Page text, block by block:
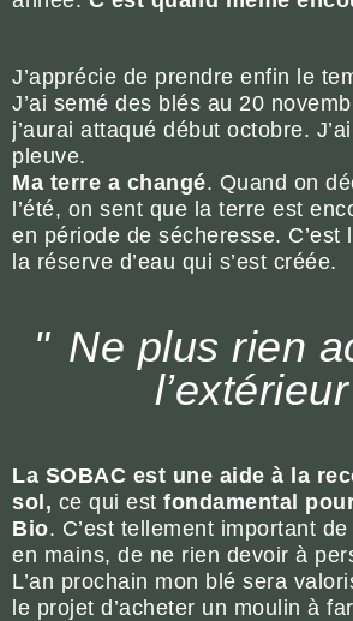
J’apprécie de prendre enfin le
J’ai semé des blés au 20
j’aurai attaqué début octobre. J’ai
pleuve.
Ma terre a changé. Quand on
l’été, on sent que la terre est
en période de sécheresse. C’est
la réserve d’eau qui s’est créée.
Ne plus rien
l’extérieur
La SOBAC est une aide à la
sol, ce qui est fondamental
Bio. C’est tellement important
en mains, de ne rien devoir à
L’an prochain mon blé sera
le projet d’acheter un moulin à